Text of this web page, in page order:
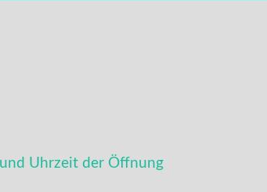
Uhrzeit der Öffnung